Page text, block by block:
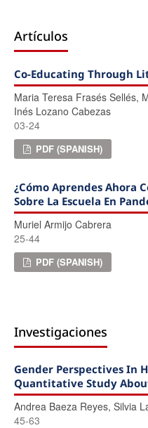
Artículos
Co-Educating Through
Maria Teresa Frasés Sellés,
Inés Lozano Cabezas
03-24
PDF (SPANISH)
¿Cómo Aprendes Ahora
Sobre La Escuela En
Muriel Armijo Cabrera
25-44
PDF (SPANISH)
Investigaciones
Gender Perspectives In
Quantitative Study
Andrea Baeza Reyes, Silvia
45-63